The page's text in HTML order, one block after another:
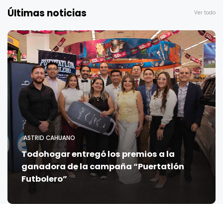
Últimas noticias Ver todo
ASTRID CAHUANO
Todohogar entregó los premios a la
ganadora de la campaña “Puertatlón
Futbolero”